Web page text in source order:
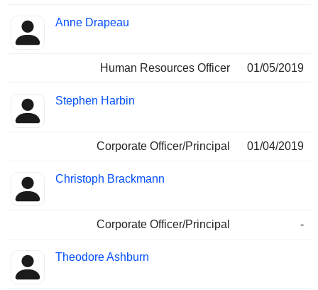
Anne Drapeau
Human Resources Officer 01/05/2019
Stephen Harbin
Corporate Officer/Principal 01/04/2019
Christoph Brackmann
Corporate Officer/Principal -
Theodore Ashburn